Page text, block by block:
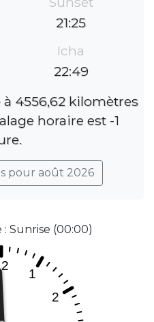
21:25
Icha
22:49
4556,62 kilomètres
horaire est -1
pour août 2026
Sunrise (00:00)